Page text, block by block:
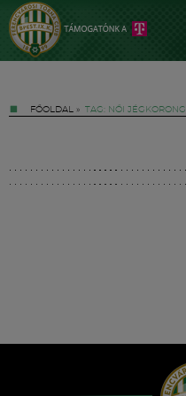
FŐOLDAL » TAG: NŐI JÉGKORONG
Hírek